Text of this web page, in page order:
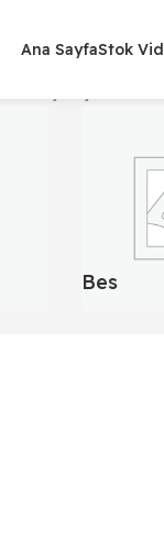
Ana SayfaStok
Bes